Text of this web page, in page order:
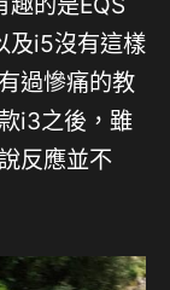
及i5沒有這樣
過慘痛的教
i3之後，雖
反應並不